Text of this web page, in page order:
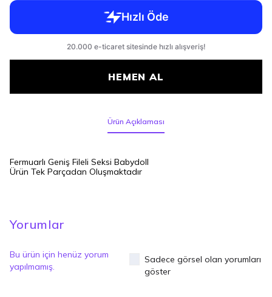
HEMEN AL
Ürün Açıklaması
Fermuarlı Geniş Fileli Seksi Babydoll
Ürün Tek Parçadan Oluşmaktadır
Yorumlar
Bu ürün için henüz yorum
yapılmamış.
Sadece görsel olan yorumları
göster